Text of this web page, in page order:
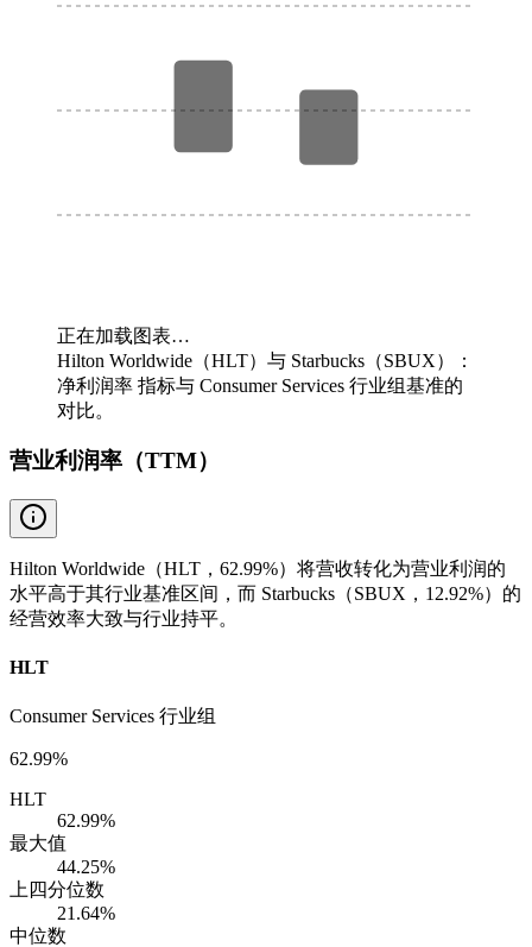
正在加载图表…
Hilton Worldwide（HLT）与 Starbucks（SBUX）：
净利润率 指标与 Consumer Services 行业组基准的
对比。
营业利润率（TTM）
Hilton Worldwide（HLT，62.99%）将营收转化为营业利润的
水平高于其行业基准区间，而 Starbucks（SBUX，12.92%）的
经营效率大致与行业持平。
HLT
Consumer Services 行业组
62.99%
HLT
62.99%
最大值
44.25%
上四分位数
21.64%
中位数